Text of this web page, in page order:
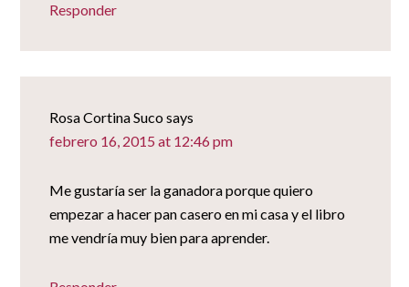
Responder
Rosa Cortina Sucosays
febrero 16, 2015 at 12:46 pm
Me gustaría ser la ganadora porque quiero
empezar a hacer pan casero en mi casa y el libro
me vendría muy bien para aprender.